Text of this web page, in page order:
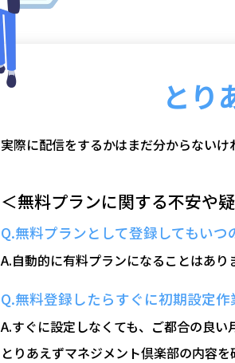
とり
実際に配信をするかはまだ分からない
＜無料プランに関する不安や
Q.無料プランとして登録してもい
A.自動的に有料プランになることはあ
Q.無料登録したらすぐに初期設定
A.すぐに設定しなくても、ご都合の良い
とりあえずマネジメント倶楽部の内容